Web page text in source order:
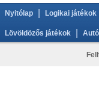
Nyitólap Logikai játékok
Lövöldözős játékok